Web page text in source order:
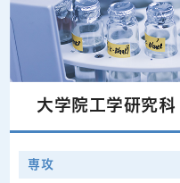
大学院工学研究科
専攻